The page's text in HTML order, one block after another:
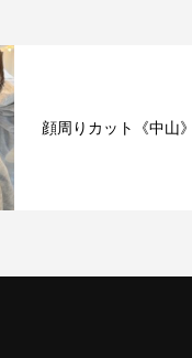
顔周りカット《中山》